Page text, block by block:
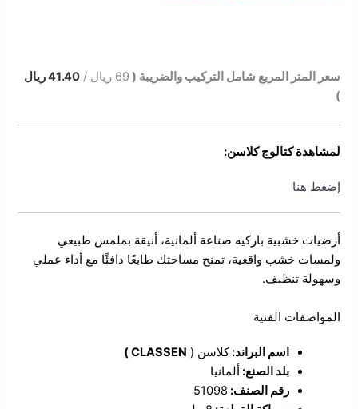
سعر المتر المربع شامل التركيب والضريبة (69 ريال /41.40 ريال
)
لمشاهدة كتالوج كلاسن:
إضغط هنا
أرضيات خشبية باركيه صناعة ألمانية، أنيقة بملمس طبيعي
ولمسات خشب واقعية، تمنح مساحتك طابعًا دافئًا مع أداء عملي
وسهولة تنظيف.
المواصفات الفنية
اسم البراند:كلاسن ( CLASSEN )
بلد الصنع: ألمانيا
رقم الصنف: 51098